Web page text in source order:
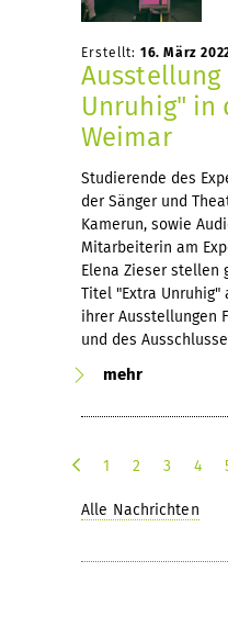
Erstellt: 16. März
Ausstellung
Unruhig" in
Weimar
Studierende des
der Sänger und
Kamerun, sowie
Mitarbeiterin am
Elena Zieser stellen
Titel "Extra
ihrer Ausstellungen
und des
mehr
o
1 2 3 4
Alle Nachrichten